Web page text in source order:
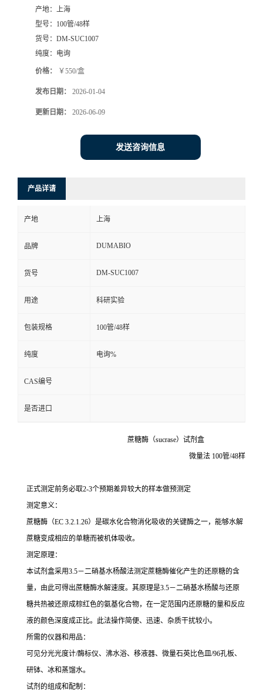
式
在
线
留
产地： 上海
型号： 100管/48样
货号： DM-SUC1007
纯度： 电询
价格： ￥550/盒
发布日期： 2026-01-04
更新日期： 2026-06-09
发送咨询信息
产品详请
产地 上海
品牌 DUMABIO
货号 DM-SUC1007
用途 科研实验
包装规格 100管/48样
纯度 电询%
CAS编号
是否进口
蔗糖酶（sucrase）试剂盒
微量法 100管/48样
正式测定前务必取2-3个预期差异较大的样本做预测定
测定意义：
蔗糖酶（EC 3.2.1.26）是碳水化合物消化吸收的关键酶之一，能够水解
蔗糖变成相应的单糖而被机体吸收。
测定原理：
本试剂盒采用3.5－二硝基水杨酸法测定蔗糖酶催化产生的还原糖的含
量，由此可得出蔗糖酶水解速度。其原理是3.5－二硝基水杨酸与还原
糖共热被还原成棕红色的氨基化合物，在一定范围内还原糖的量和反应
液的颜色深度成正比。此法操作简便、迅速、杂质干扰较小。
所需的仪器和用品：
可见分光光度计/酶标仪、沸水浴、移液器、微量石英比色皿/96孔板、
研钵、冰和蒸馏水。
试剂的组成和配制：